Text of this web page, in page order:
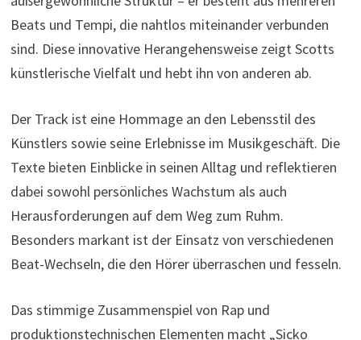
Beats und Tempi, die nahtlos miteinander verbunden
sind. Diese innovative Herangehensweise zeigt Scotts
künstlerische Vielfalt und hebt ihn von anderen ab.
Der Track ist eine Hommage an den Lebensstil des
Künstlers sowie seine Erlebnisse im Musikgeschäft. Die
Texte bieten Einblicke in seinen Alltag und reflektieren
dabei sowohl persönliches Wachstum als auch
Herausforderungen auf dem Weg zum Ruhm.
Besonders markant ist der Einsatz von verschiedenen
Beat-Wechseln, die den Hörer überraschen und fesseln.
Das stimmige Zusammenspiel von Rap und
produktionstechnischen Elementen macht „Sicko